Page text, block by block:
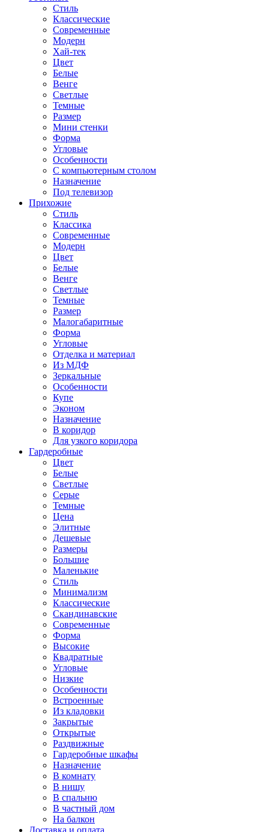
Стиль
Классические
Современные
Модерн
Хай-тек
Цвет
Белые
Венге
Светлые
Темные
Размер
Мини стенки
Форма
Угловые
Особенности
С компьютерным столом
Назначение
Под телевизор
Прихожие
Стиль
Классика
Современные
Модерн
Цвет
Белые
Венге
Светлые
Темные
Размер
Малогабаритные
Форма
Угловые
Отделка и материал
Из МДФ
Зеркальные
Особенности
Купе
Эконом
Назначение
В коридор
Для узкого коридора
Гардеробные
Цвет
Белые
Светлые
Серые
Темные
Цена
Элитные
Дешевые
Размеры
Большие
Маленькие
Стиль
Минимализм
Классические
Скандинавские
Современные
Форма
Высокие
Квадратные
Угловые
Низкие
Особенности
Встроенные
Из кладовки
Закрытые
Открытые
Раздвижные
Гардеробные шкафы
Назначение
В комнату
В нишу
В спальню
В частный дом
На балкон
Доставка и оплата